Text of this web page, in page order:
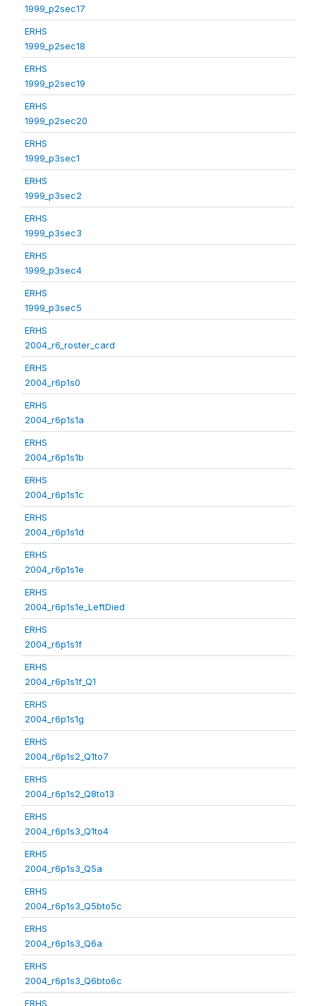
1999_p2sec17
ERHS
1999_p2sec18
ERHS
1999_p2sec19
ERHS
1999_p2sec20
ERHS
1999_p3sec1
ERHS
1999_p3sec2
ERHS
1999_p3sec3
ERHS
1999_p3sec4
ERHS
1999_p3sec5
ERHS
2004_r6_roster_card
ERHS
2004_r6p1s0
ERHS
2004_r6p1s1a
ERHS
2004_r6p1s1b
ERHS
2004_r6p1s1c
ERHS
2004_r6p1s1d
ERHS
2004_r6p1s1e
ERHS
2004_r6p1s1e_LeftDied
ERHS
2004_r6p1s1f
ERHS
2004_r6p1s1f_Q1
ERHS
2004_r6p1s1g
ERHS
2004_r6p1s2_Q1to7
ERHS
2004_r6p1s2_Q8to13
ERHS
2004_r6p1s3_Q1to4
ERHS
2004_r6p1s3_Q5a
ERHS
2004_r6p1s3_Q5bto5c
ERHS
2004_r6p1s3_Q6a
ERHS
2004_r6p1s3_Q6bto6c
ERHS